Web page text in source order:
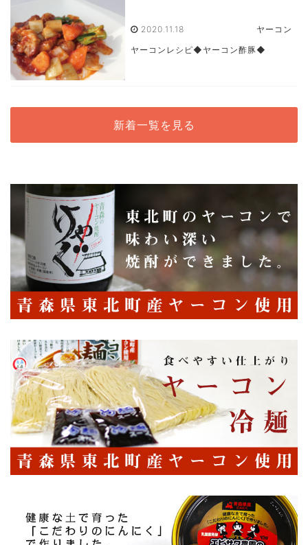
2020.11.18
ヤーコン
ヤーコンレシピ◆ヤーコン酢豚◆
新着一覧を見る